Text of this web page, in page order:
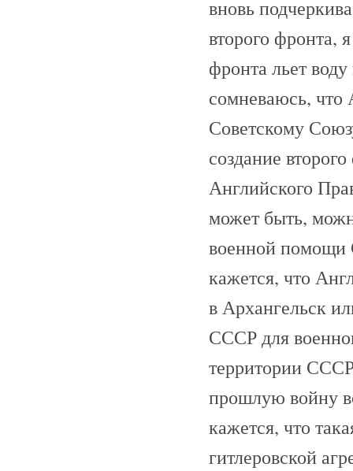
вновь
второго фронта,
фронта льет
сомневаюсь, что
Советскому
создание
Английского
может быть,
военной помощи
кажется, что
в Архангельск
СССР для
территории
прошлую войну
кажется, что
гитлеровской